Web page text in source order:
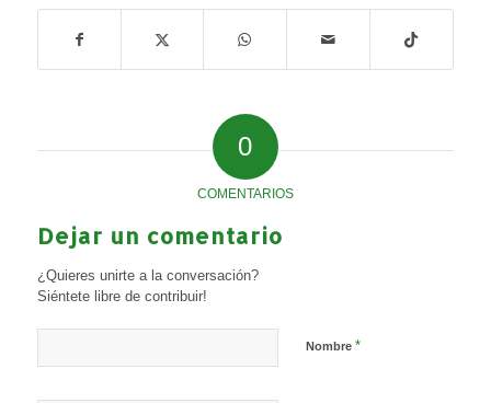
0
COMENTARIOS
Dejar un comentario
¿Quieres unirte a la conversación?
Siéntete libre de contribuir!
Nombre *